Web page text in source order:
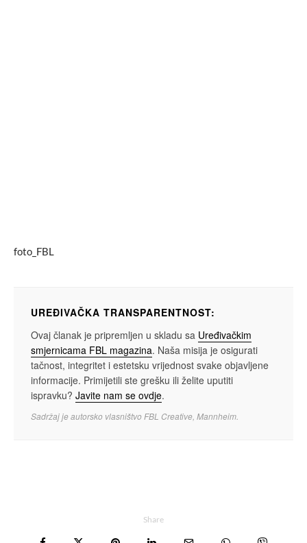
foto_FBL
UREĐIVAČKA TRANSPARENTNOST:
Ovaj članak je pripremljen u skladu sa Uređivačkim
smjernicama FBL magazina. Naša misija je osigurati
tačnost, integritet i estetsku vrijednost svake objavljene
informacije. Primijetili ste grešku ili želite uputiti
ispravku? Javite nam se ovdje.
Sadržaj je autorsko vlasništvo FBL Creative, Mannheim.
Share